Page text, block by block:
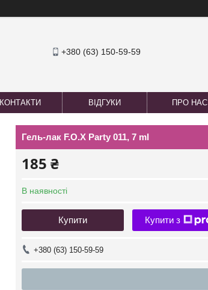
+380 (63) 150-59-59
КОНТАКТИ ВІДГУКИ ПРО НАС
Гель-лак F.O.X Party 011, 7 ml
185 ₴
В наявності
Купити Купити з
+380 (63) 150-59-59